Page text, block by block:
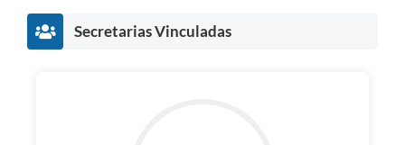
Secretarias Vinculadas